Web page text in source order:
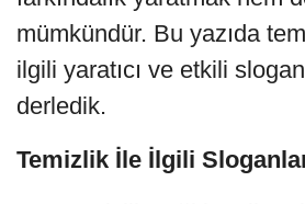
mümkündür. Bu yazıda
ilgili yaratıcı ve etkili
derledik.
Temizlik İle İlgili